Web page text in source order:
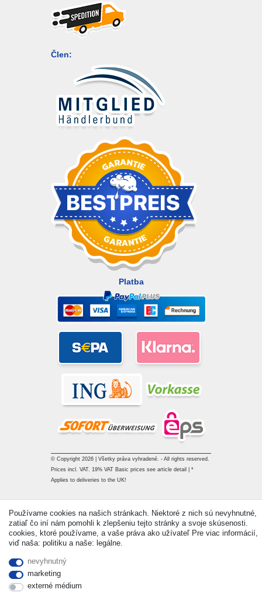
Člen:
Platba
© Copyright 2026 | Všetky práva vyhradené. - All rights reserved.
Prices incl. VAT. 19% VAT Basic prices see article detail | *
Applies to deliveries to the UK!
Používame cookies na našich stránkach. Niektoré z nich sú nevyhnutné,
zatiaľ čo iní nám pomohli k zlepšeniu tejto stránky a svoje skúsenosti.
cookies, ktoré používame, a vaše práva ako užívateľ Pre viac informácií,
viď naša: politiku a naše: legálne.
nevyhnutný
marketing
externé médium
Withdraw from contract here Kontakt